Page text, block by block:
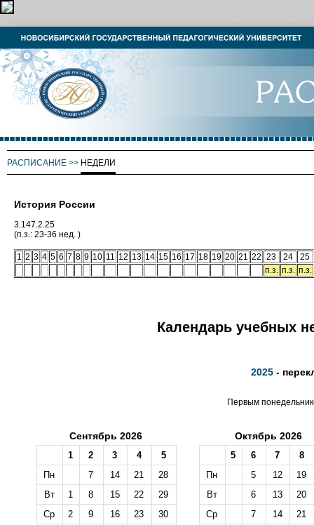
РАСПИСАНИЕ >> НЕДЕЛИ
История России
3.147.2.25
(п.з.: 23-36 нед. )
1 2 3 4 5 6 7 8 9 10 11 12 13 14 15 16 17 18 19 20 21 22 23 24
25
п.з. п.з. п.з.
Календарь учебных
2025 -
Первым
Сентябрь 2026
1 2 3 4
5
Пн
7 14 21
28
Вт
1 8 15 22
29
Ср
2 9 16 23
30
Октябрь 2026
5 6 7
8
Пн
5 12
19
Вт
6 13
20
Ср
7 14
21